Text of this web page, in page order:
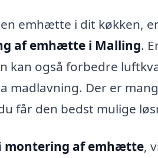
emhætte i dit køkken,
af emhætte i Malling.
kan også forbedre
madlavning. Der er
får den bedst mulige
montering af emhætte,